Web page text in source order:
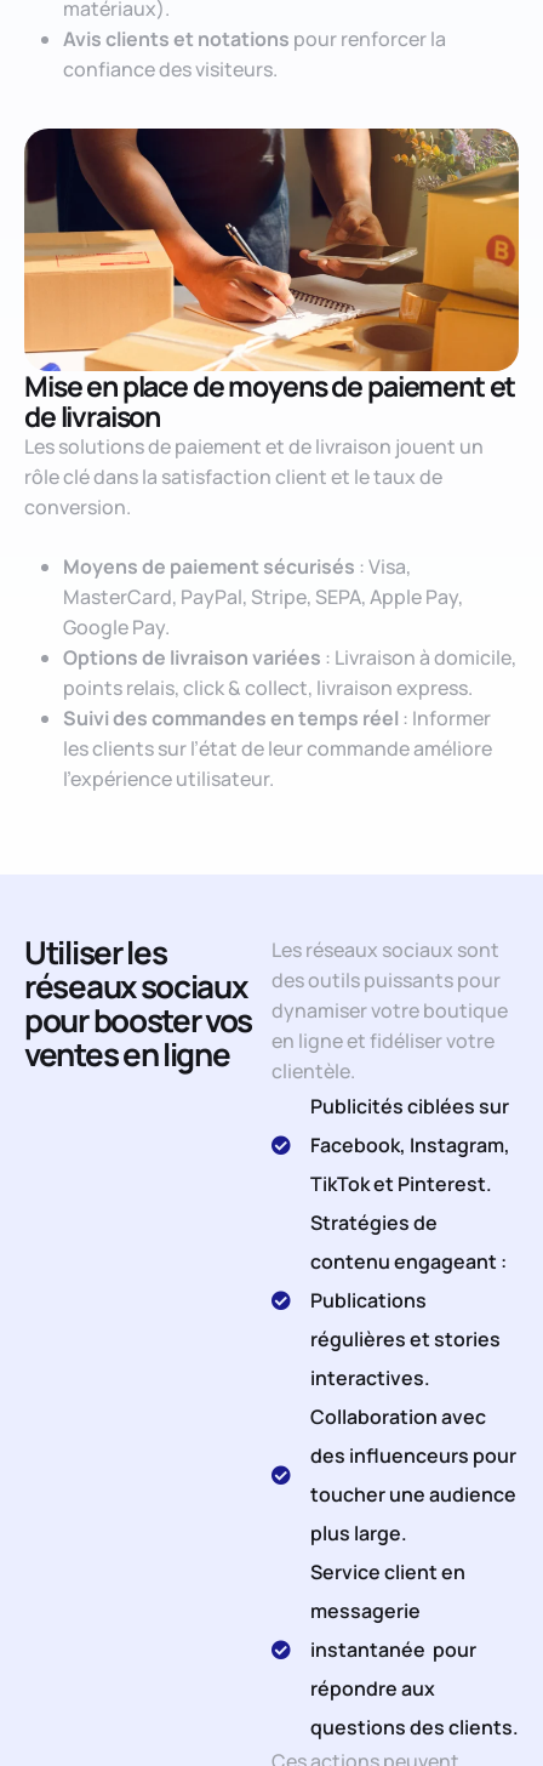
matériaux).
Avis clients et notations pour renforcer la
confiance des visiteurs.
Mise en place de moyens de paiement et
de livraison
Les solutions de paiement et de livraison jouent un
rôle clé dans la satisfaction client et le taux de
conversion.
Moyens de paiement sécurisés : Visa,
MasterCard, PayPal, Stripe, SEPA, Apple Pay,
Google Pay.
Options de livraison variées : Livraison à domicile,
points relais, click & collect, livraison express.
Suivi des commandes en temps réel : Informer
les clients sur l’état de leur commande améliore
l’expérience utilisateur.
Utiliser les
réseaux sociaux
pour booster vos
ventes en ligne
Les réseaux sociaux sont
des outils puissants pour
dynamiser votre boutique
en ligne et fidéliser votre
clientèle.
Publicités ciblées sur
Facebook, Instagram,
TikTok et Pinterest.
Stratégies de
contenu engageant :
Publications
régulières et stories
interactives.
Collaboration avec
des influenceurs pour
toucher une audience
plus large.
Service client en
messagerie
instantanée pour
répondre aux
questions des clients.